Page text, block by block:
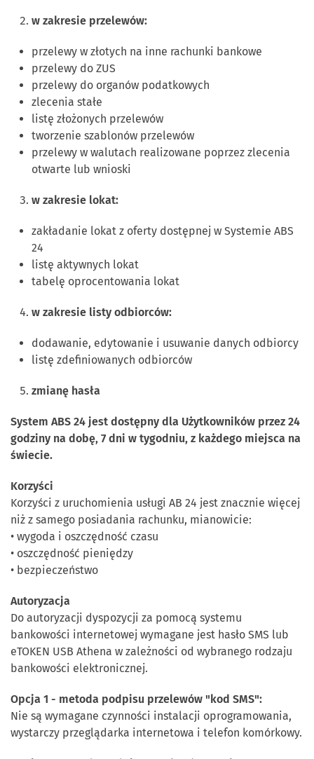
w zakresie przelewów:
przelewy w złotych na inne rachunki bankowe
przelewy do ZUS
przelewy do organów podatkowych
zlecenia stałe
listę złożonych przelewów
tworzenie szablonów przelewów
przelewy w walutach realizowane poprzez zlecenia
otwarte lub wnioski
w zakresie lokat:
zakładanie lokat z oferty dostępnej w Systemie ABS
24
listę aktywnych lokat
tabelę oprocentowania lokat
w zakresie listy odbiorców:
dodawanie, edytowanie i usuwanie danych odbiorcy
listę zdefiniowanych odbiorców
zmianę hasła
System ABS 24 jest dostępny dla Użytkowników przez 24
godziny na dobę, 7 dni w tygodniu, z każdego miejsca na
świecie.
Korzyści
Korzyści z uruchomienia usługi AB 24 jest znacznie więcej
niż z samego posiadania rachunku, mianowicie:
• wygoda i oszczędność czasu
• oszczędność pieniędzy
• bezpieczeństwo
Autoryzacja
Do autoryzacji dyspozycji za pomocą systemu
bankowości internetowej wymagane jest hasło SMS lub
eTOKEN USB Athena w zależności od wybranego rodzaju
bankowości elektronicznej.
Opcja 1 - metoda podpisu przelewów "kod SMS":
Nie są wymagane czynności instalacji oprogramowania,
wystarczy przeglądarka internetowa i telefon komórkowy.